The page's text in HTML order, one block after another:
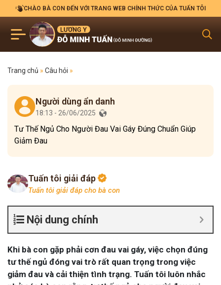
CHÀO BÀ CON ĐẾN VỚI TRANG WEB CHÍNH THỨC CỦA TUẤN TÔI
Trang chủ » Câu hỏi »
Người dùng ẩn danh
18:13 - 26/06/2025
Tư Thế Ngủ Cho Người Đau Vai Gáy Đúng Chuẩn Giúp
Giảm Đau
Tuấn tôi giải đáp
Tuấn tôi giải đáp cho bà con
Nội dung chính
Khi bà con gặp phải cơn đau vai gáy, việc chọn đúng
tư thế ngủ đóng vai trò rất quan trọng trong việc
giảm đau và cải thiện tình trạng. Tuấn tôi luôn nhắc